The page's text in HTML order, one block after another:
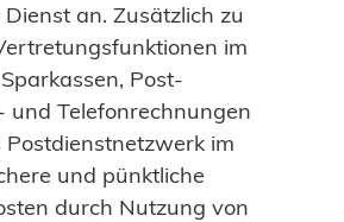
an. Zusätzlich zu
im
Post-
und Telefonrechnungen
im
und pünktliche
durch Nutzung von